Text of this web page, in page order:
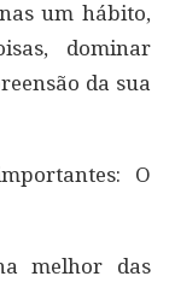
um hábito,
dominar
da sua
O
melhor das